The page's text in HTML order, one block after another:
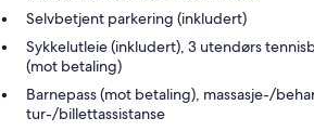
Selvbetjent parkering (inkludert)
Sykkelutleie (inkludert), 3 utendørs
(mot betaling)
Barnepass (mot betaling), massasje-/
tur-/billettassistanse